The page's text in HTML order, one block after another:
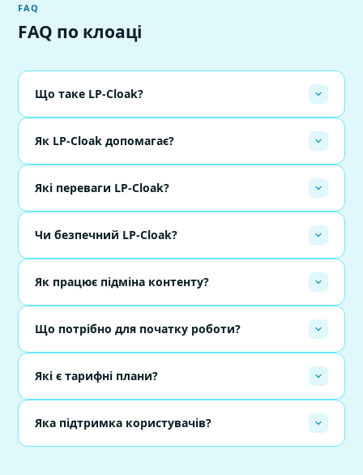
FAQ
FAQ по клоаці
Що таке LP-Cloak?
Як LP-Cloak допомагає?
Які переваги LP-Cloak?
Чи безпечний LP-Cloak?
Як працює підміна контенту?
Що потрібно для початку роботи?
Які є тарифні плани?
Яка підтримка користувачів?